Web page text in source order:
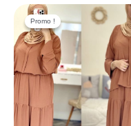
Promo !
Promo !